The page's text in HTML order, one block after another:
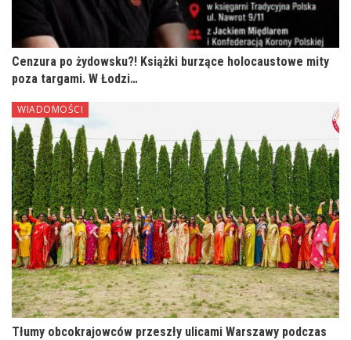
Cenzura po żydowsku?! Książki burzące holocaustowe mity
poza targami. W Łodzi…
WIADOMOŚCI
Tłumy obcokrajowców przeszły ulicami Warszawy podczas